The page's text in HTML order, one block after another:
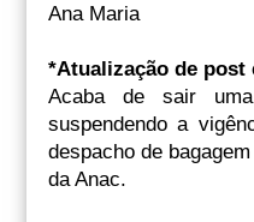
Ana Maria
*Atualização de post
Acaba de sair
suspendendo a
despacho de
da Anac.